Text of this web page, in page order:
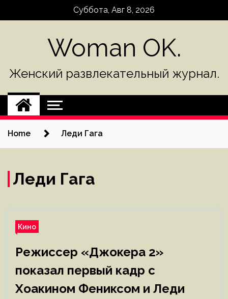
Суббота, Авг 8, 2026
Woman OK.
Женский развлекательный журнал.
Home Леди Гага
Леди Гага
Кино
Режиссер «Джокера 2»
показал первый кадр с
Хоакином Фениксом и Леди